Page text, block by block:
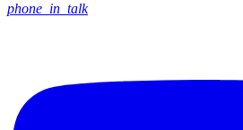
phone_in_talk